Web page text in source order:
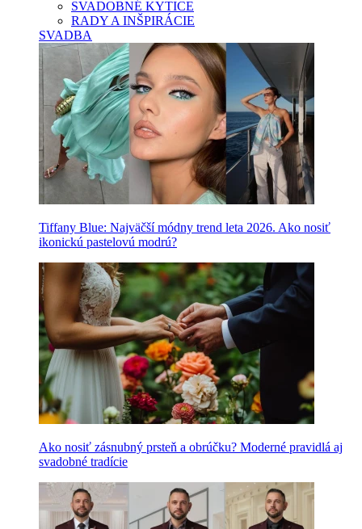
SVADOBNÉ KYTICE
RADY A INŠPIRÁCIE
SVADBA
Tiffany Blue: Najväčší módny trend leta 2026. Ako nosiť
ikonickú pastelovú modrú?
Ako nosiť zásnubný prsteň a obrúčku? Moderné pravidlá aj
svadobné tradície